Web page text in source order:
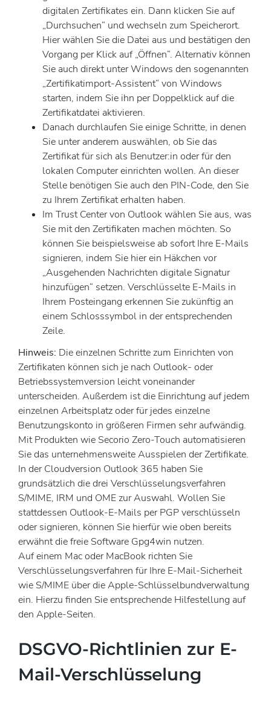
digitalen Zertifikates ein. Dann klicken Sie auf
„Durchsuchen“ und wechseln zum Speicherort.
Hier wählen Sie die Datei aus und bestätigen den
Vorgang per Klick auf „Öffnen“. Alternativ können
Sie auch direkt unter Windows den sogenannten
„Zertifikatimport-Assistent“ von Windows
starten, indem Sie ihn per Doppelklick auf die
Zertifikatdatei aktivieren.
Danach durchlaufen Sie einige Schritte, in denen
Sie unter anderem auswählen, ob Sie das
Zertifikat für sich als Benutzer:in oder für den
lokalen Computer einrichten wollen. An dieser
Stelle benötigen Sie auch den PIN-Code, den Sie
zu Ihrem Zertifikat erhalten haben.
Im Trust Center von Outlook wählen Sie aus, was
Sie mit den Zertifikaten machen möchten. So
können Sie beispielsweise ab sofort Ihre E-Mails
signieren, indem Sie hier ein Häkchen vor
„Ausgehenden Nachrichten digitale Signatur
hinzufügen“ setzen. Verschlüsselte E-Mails in
Ihrem Posteingang erkennen Sie zukünftig an
einem Schlosssymbol in der entsprechenden
Zeile.
Hinweis: Die einzelnen Schritte zum Einrichten von
Zertifikaten können sich je nach Outlook- oder
Betriebssystemversion leicht voneinander
unterscheiden. Außerdem ist die Einrichtung auf jedem
einzelnen Arbeitsplatz oder für jedes einzelne
Benutzungskonto in größeren Firmen sehr aufwändig.
Mit Produkten wie Secorio Zero-Touch automatisieren
Sie das unternehmensweite Ausspielen der Zertifikate.
In der Cloudversion Outlook 365 haben Sie
grundsätzlich die drei Verschlüsselungsverfahren
S/MIME, IRM und OME zur Auswahl. Wollen Sie
stattdessen Outlook-E-Mails per PGP verschlüsseln
oder signieren, können Sie hierfür wie oben bereits
erwähnt die freie Software Gpg4win nutzen.
Auf einem Mac oder MacBook richten Sie
Verschlüsselungsverfahren für Ihre E-Mail-Sicherheit
wie S/MIME über die Apple-Schlüsselbundverwaltung
ein. Hierzu finden Sie entsprechende Hilfestellung auf
den Apple-Seiten.
DSGVO-Richtlinien zur E-
Mail-Verschlüsselung